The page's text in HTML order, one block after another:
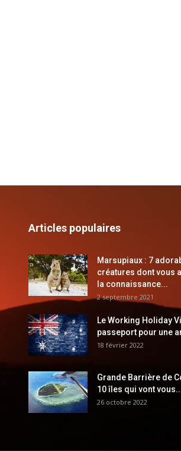
Articles populaires
Marsupiaux : 7
créatures dont vous
la connaissance...
2 septembre 2021
Le Working Holiday
passeport pour une
18 février 2022
Grande Barrière de
10 îles qui vont
26 octobre 2022